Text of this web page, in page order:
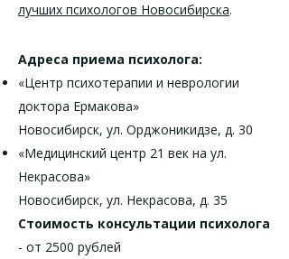
лучших психологов Новосибирска.
Адреса приема психолога:
«Центр психотерапии и неврологии
доктора Ермакова»
Новосибирск, ул. Орджоникидзе, д. 30
«Медицинский центр 21 век на ул.
Некрасова»
Новосибирск, ул. Некрасова, д. 35
Стоимость консультации психолога
- от 2500 рублей